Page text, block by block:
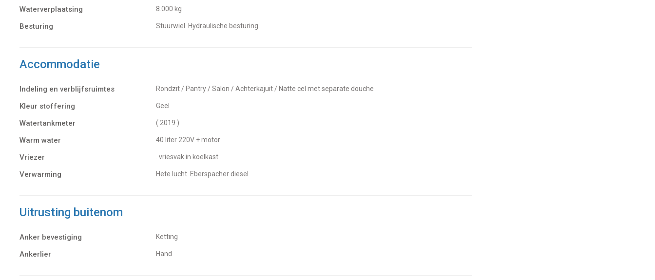
Waterverplaatsing 8.000 kg
Besturing Stuurwiel. Hydraulische besturing
Accommodatie
Indeling en verblijfsruimtes Rondzit / Pantry / Salon / Achterkajuit / Natte cel met separate douche
Kleur stoffering Geel
Watertankmeter ( 2019 )
Warm water 40 liter 220V + motor
Vriezer . vriesvak in koelkast
Verwarming hete lucht. Eberspacher diesel
Uitrusting buitenom
Anker bevestiging Ketting
Ankerlier Hand